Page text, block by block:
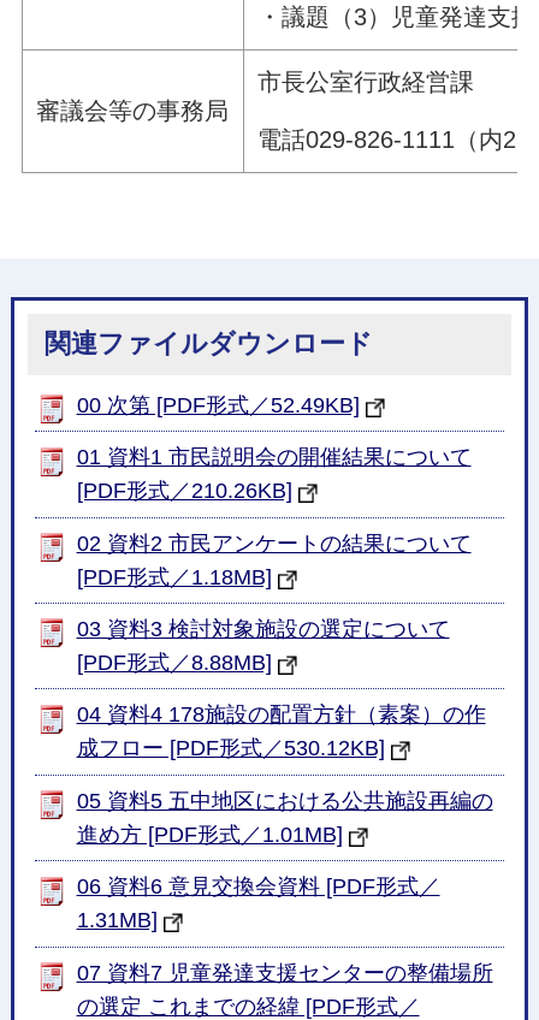
・議題（3）児童発達支
審議会等の事務局
市長公室行政経営課
電話029-826-1111（内
関連ファイルダウンロード
00 次第 [PDF形式／52.49KB]
01 資料1 市民説明会の開催結果について
[PDF形式／210.26KB]
02 資料2 市民アンケートの結果について
[PDF形式／1.18MB]
03 資料3 検討対象施設の選定について
[PDF形式／8.88MB]
04 資料4 178施設の配置方針（素案）の作
成フロー [PDF形式／530.12KB]
05 資料5 五中地区における公共施設再編の
進め方 [PDF形式／1.01MB]
06 資料6 意見交換会資料 [PDF形式／
1.31MB]
07 資料7 児童発達支援センターの整備場所
の選定 これまでの経緯 [PDF形式／